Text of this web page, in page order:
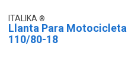
ITALIKA
Llanta Para Motocicleta
110/80-18